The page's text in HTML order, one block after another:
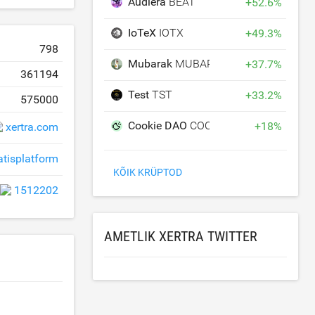
798
361194
575000
xertra.com
1512202
IoTeX IOTX +49.3%
Mubarak MUBARAK +37.7%
TestTST +33.2%
Cookie DAO COOKIE +18%
KÕIK KRÜPTOD
AMETLIK XERTRA TWITTER